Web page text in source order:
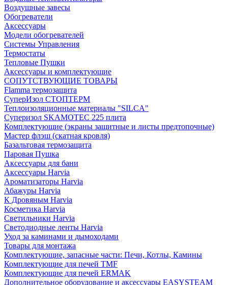
Воздушные завесы
Обогреватели
Аксессуары
Модели обогревателей
Системы Управления
Термостаты
Тепловые Пушки
Аксессуары и комплектующие
СОПУТСТВУЮЩИЕ ТОВАРЫ
Flamma термозащита
СуперИзол СТОПТЕРМ
Теплоизоляционные материалы "SILCA"
Суперизол SKAMOTEC 225 плита
Комплектующие (экраны защитные и листы предтопочные)
Мастер флэш (скатная кровля)
Базальтовая термозащита
Паровая Пушка
Аксессуары для бани
Аксессуары Harvia
Ароматизаторы Harvia
Абажуры Harvia
К Дровяным Harvia
Косметика Harvia
Светильники Harvia
Светодиодные ленты Harvia
Уход за каминами и дымоходами
Товары для монтажа
Комплектующие, запасные части: Печи, Котлы, Камины
Комплектующие для печей TMF
Комплектующие для печей ERMAK
Дополнительное оборудование и аксессуары EASYSTEAM